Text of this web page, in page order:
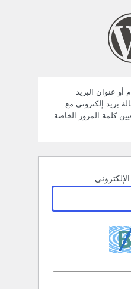
أو عنوان البريد
بريد إلكتروني مع
كلمة المرور الخاصة